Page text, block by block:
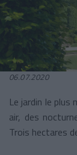
06.07.2020
Le jardin le plus
air, des
Trois hectares